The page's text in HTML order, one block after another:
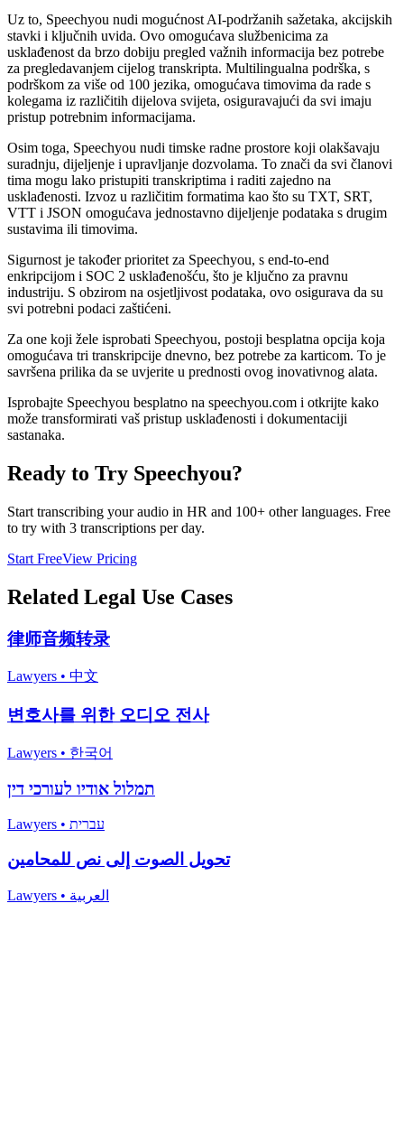
Uz to, Speechyou nudi mogućnost AI-podržanih sažetaka, akcijskih
stavki i ključnih uvida. Ovo omogućava službenicima za
usklađenost da brzo dobiju pregled važnih informacija bez potrebe
za pregledavanjem cijelog transkripta. Multilingualna podrška, s
podrškom za više od 100 jezika, omogućava timovima da rade s
kolegama iz različitih dijelova svijeta, osiguravajući da svi imaju
pristup potrebnim informacijama.
Osim toga, Speechyou nudi timske radne prostore koji olakšavaju
suradnju, dijeljenje i upravljanje dozvolama. To znači da svi članovi
tima mogu lako pristupiti transkriptima i raditi zajedno na
usklađenosti. Izvoz u različitim formatima kao što su TXT, SRT,
VTT i JSON omogućava jednostavno dijeljenje podataka s drugim
sustavima ili timovima.
Sigurnost je također prioritet za Speechyou, s end-to-end
enkripcijom i SOC 2 usklađenošću, što je ključno za pravnu
industriju. S obzirom na osjetljivost podataka, ovo osigurava da su
svi potrebni podaci zaštićeni.
Za one koji žele isprobati Speechyou, postoji besplatna opcija koja
omogućava tri transkripcije dnevno, bez potrebe za karticom. To je
savršena prilika da se uvjerite u prednosti ovog inovativnog alata.
Isprobajte Speechyou besplatno na speechyou.com i otkrijte kako
može transformirati vaš pristup usklađenosti i dokumentaciji
sastanaka.
Ready to Try Speechyou?
Start transcribing your audio in HR and 100+ other languages. Free
to try with 3 transcriptions per day.
Start FreeView Pricing
Related Legal Use Cases
律师音频转录
Lawyers • 中文
변호사를 위한 오디오 전사
Lawyers • 한국어
תמלול אודיו לעורכי דין
Lawyers • עברית
تحويل الصوت إلى نص للمحامين
Lawyers • العربية